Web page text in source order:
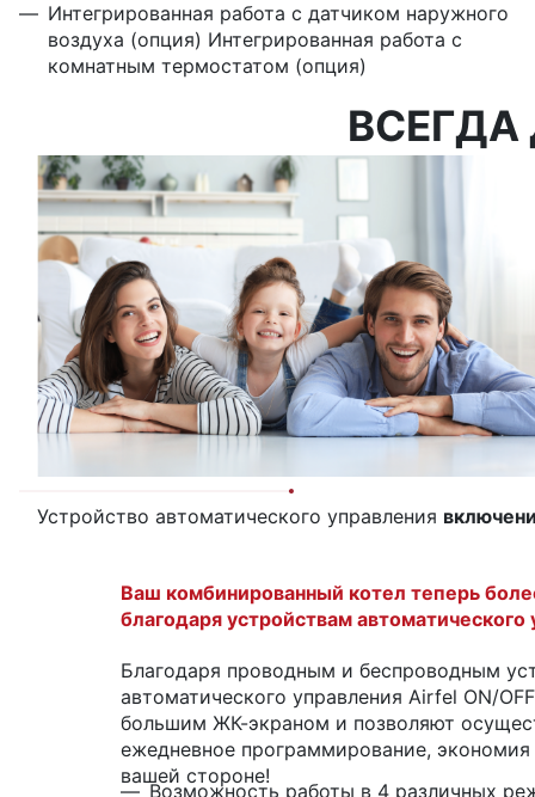
Интегрированная работа с датчиком наружного
воздуха (опция) Интегрированная работа с
комнатным термостатом (опция)
Устройство автоматического управления
Ваш комбинированный котел теперь
благодаря устройствам
Благодаря проводным и беспроводным
автоматического управления Airfel ON/
большим ЖК-экраном и позволяют
ежедневное программирование,
вашей стороне!
Возможность работы в 4 различных